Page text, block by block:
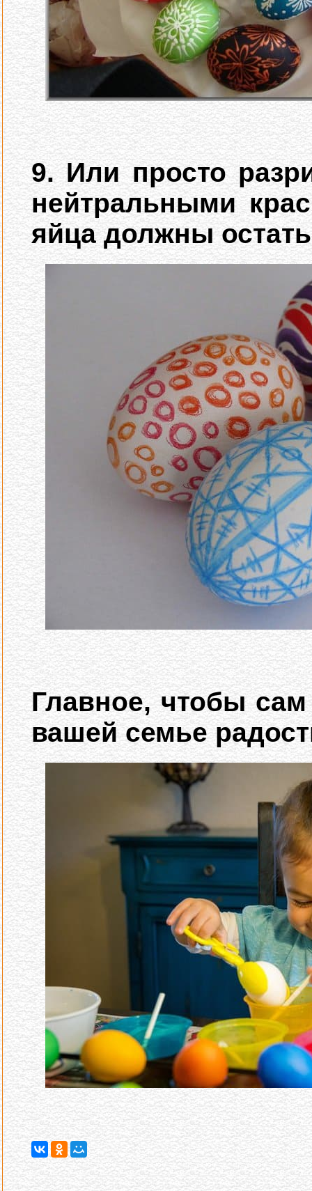
9. Или просто
нейтральными
яйца должны
Главное, чтобы
вашей семье